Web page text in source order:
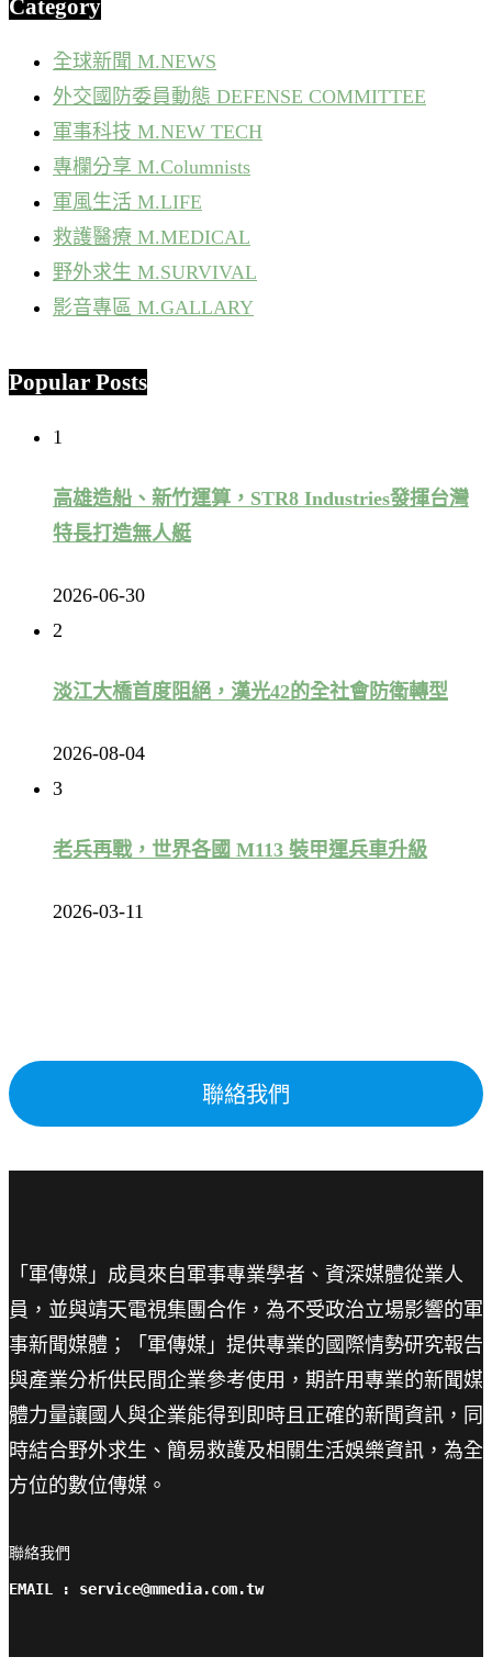
Category
全球新聞 M.NEWS
外交國防委員動態 DEFENSE COMMITTEE
軍事科技 M.NEW TECH
專欄分享 M.Columnists
軍風生活 M.LIFE
救護醫療 M.MEDICAL
野外求生 M.SURVIVAL
影音專區 M.GALLARY
Popular Posts
1
高雄造船、新竹運算，STR8 Industries發揮台灣
特長打造無人艇
2026-06-30
2
淡江大橋首度阻絕，漢光42的全社會防衛轉型
2026-08-04
3
老兵再戰，世界各國 M113 裝甲運兵車升級
2026-03-11
聯絡我們
「軍傳媒」成員來自軍事專業學者、資深媒體從業人
員，並與靖天電視集團合作，為不受政治立場影響的軍
事新聞媒體；「軍傳媒」提供專業的國際情勢研究報告
與產業分析供民間企業參考使用，期許用專業的新聞媒
體力量讓國人與企業能得到即時且正確的新聞資訊，同
時結合野外求生、簡易救護及相關生活娛樂資訊，為全
方位的數位傳媒。
聯絡我們
EMAIL : service@mmedia.com.tw